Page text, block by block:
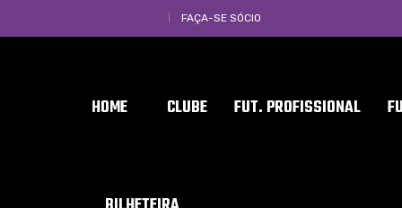
FAÇA-SE SÓCIO
HOME CLUBE FUT. PROFISSIONAL